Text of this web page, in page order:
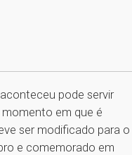
pode servir
em que é
ser modificado para o
e comemorado em